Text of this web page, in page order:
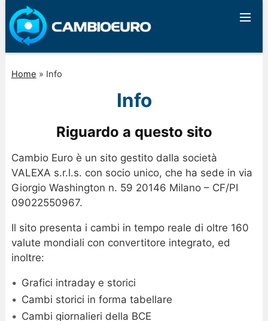
Home » Info
Info
Riguardo a questo sito
Cambio Euro è un sito gestito dalla società
VALEXA s.r.l.s. con socio unico, che ha sede in via
Giorgio Washington n. 59 20146 Milano – CF/PI
09022550967.
Il sito presenta i cambi in tempo reale di oltre 160
valute mondiali con convertitore integrato, ed
inoltre:
Grafici intraday e storici
Cambi storici in forma tabellare
Cambi giornalieri della BCE